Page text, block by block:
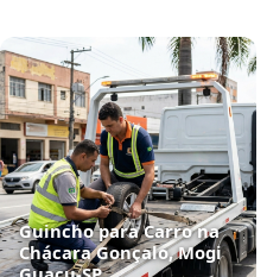
Guincho para Carro na
Chácara Gonçalo, Mogi